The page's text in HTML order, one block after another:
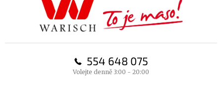
554 648 075
Volejte denně 3:00 - 20:00